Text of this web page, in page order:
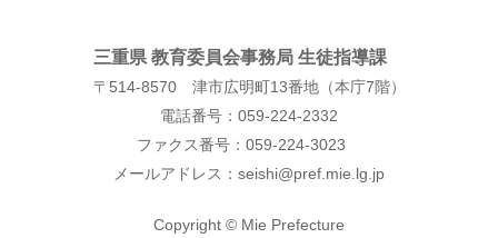
三重県 教育委員会事務局 生徒指導課
〒514-8570 津市広明町13番地（本庁7階）
電話番号：059-224-2332
ファクス番号：059-224-3023
メールアドレス：seishi@pref.mie.lg.jp
Copyright © Mie Prefecture